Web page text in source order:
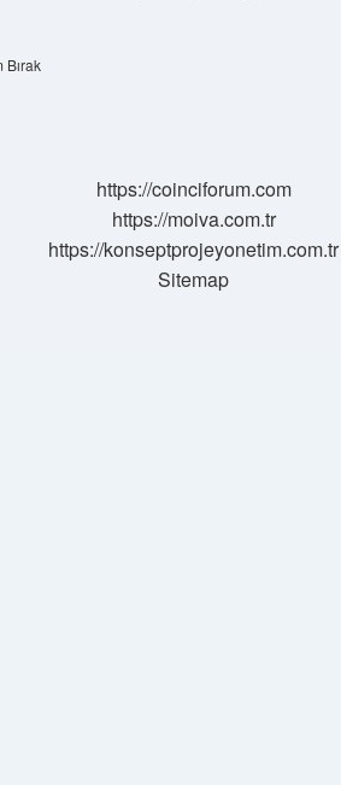
Bırak
https://coinciforum.com
https://moiva.com.tr
https://konseptprojeyonetim.com.tr
Sitemap